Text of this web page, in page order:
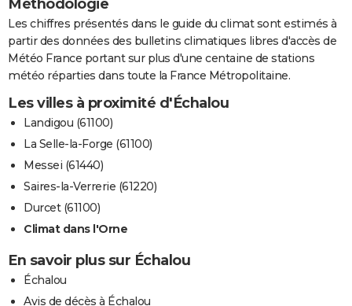
Méthodologie
Les chiffres présentés dans le guide du climat sont estimés à
partir des données des bulletins climatiques libres d'accès de
Météo France portant sur plus d'une centaine de stations
météo réparties dans toute la France Métropolitaine.
Les villes à proximité d'Échalou
Landigou (61100)
La Selle-la-Forge (61100)
Messei (61440)
Saires-la-Verrerie (61220)
Durcet (61100)
Climat dans l'Orne
En savoir plus sur Échalou
Échalou
Avis de décès à Échalou